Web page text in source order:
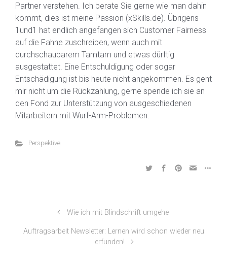
Partner verstehen. Ich berate Sie gerne wie man dahin
kommt, dies ist meine Passion (xSkills.de). Übrigens
1und1 hat endlich angefangen sich Customer Fairness
auf die Fahne zuschreiben, wenn auch mit
durchschaubarem Tamtam und etwas dürftig
ausgestattet. Eine Entschuldigung oder sogar
Entschädigung ist bis heute nicht angekommen. Es geht
mir nicht um die Rückzahlung, gerne spende ich sie an
den Fond zur Unterstützung von ausgeschiedenen
Mitarbeitern mit Wurf-Arm-Problemen.
Perspektive
Wie ich mit Blindschrift umgehe
Auftragsarbeit Newsletter: Lernen wird schon wieder neu
erfunden!